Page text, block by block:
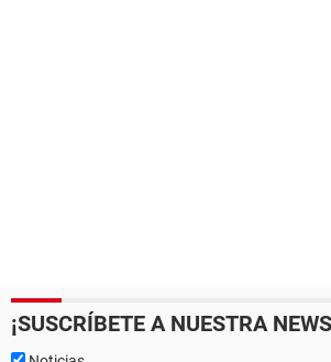
¡SUSCRÍBETE A NUESTRA